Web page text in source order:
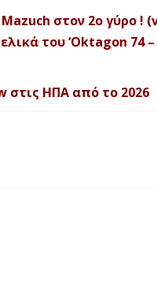
στον 2ο γύρο !
του ‘Oktagon 74 –
στις ΗΠΑ από το 2026